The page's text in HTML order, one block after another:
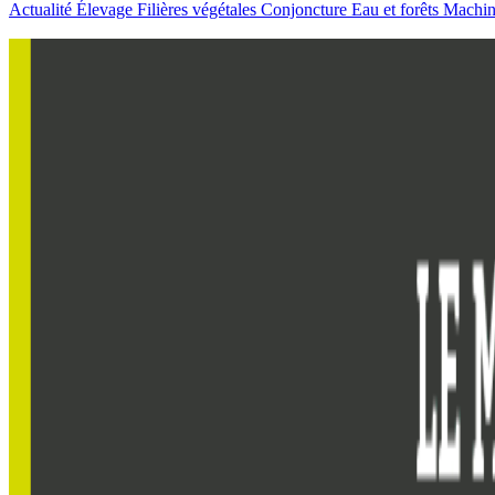
Actualité Élevage Filières végétales Conjoncture Eau et forêts